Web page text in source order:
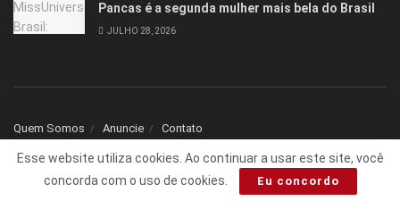
Pancas é a segunda mulher mais bela do Brasil
JULHO 28, 2026
Quem Somos Anuncie Contato
© 2025 Todos os direitos reservados Folha1 - Desenvolvido por dNNr Dev
Esse website utiliza cookies. Ao continuar a usar este site, você
concorda com o uso de cookies.
Eu concordo